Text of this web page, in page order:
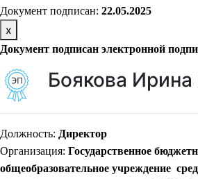
Документ подписан: 22.05.2025
х
Документ подписан электронной
Боякова Ирина
Должность: Директор
Организация: Государственное
общеобразовательное учреждение